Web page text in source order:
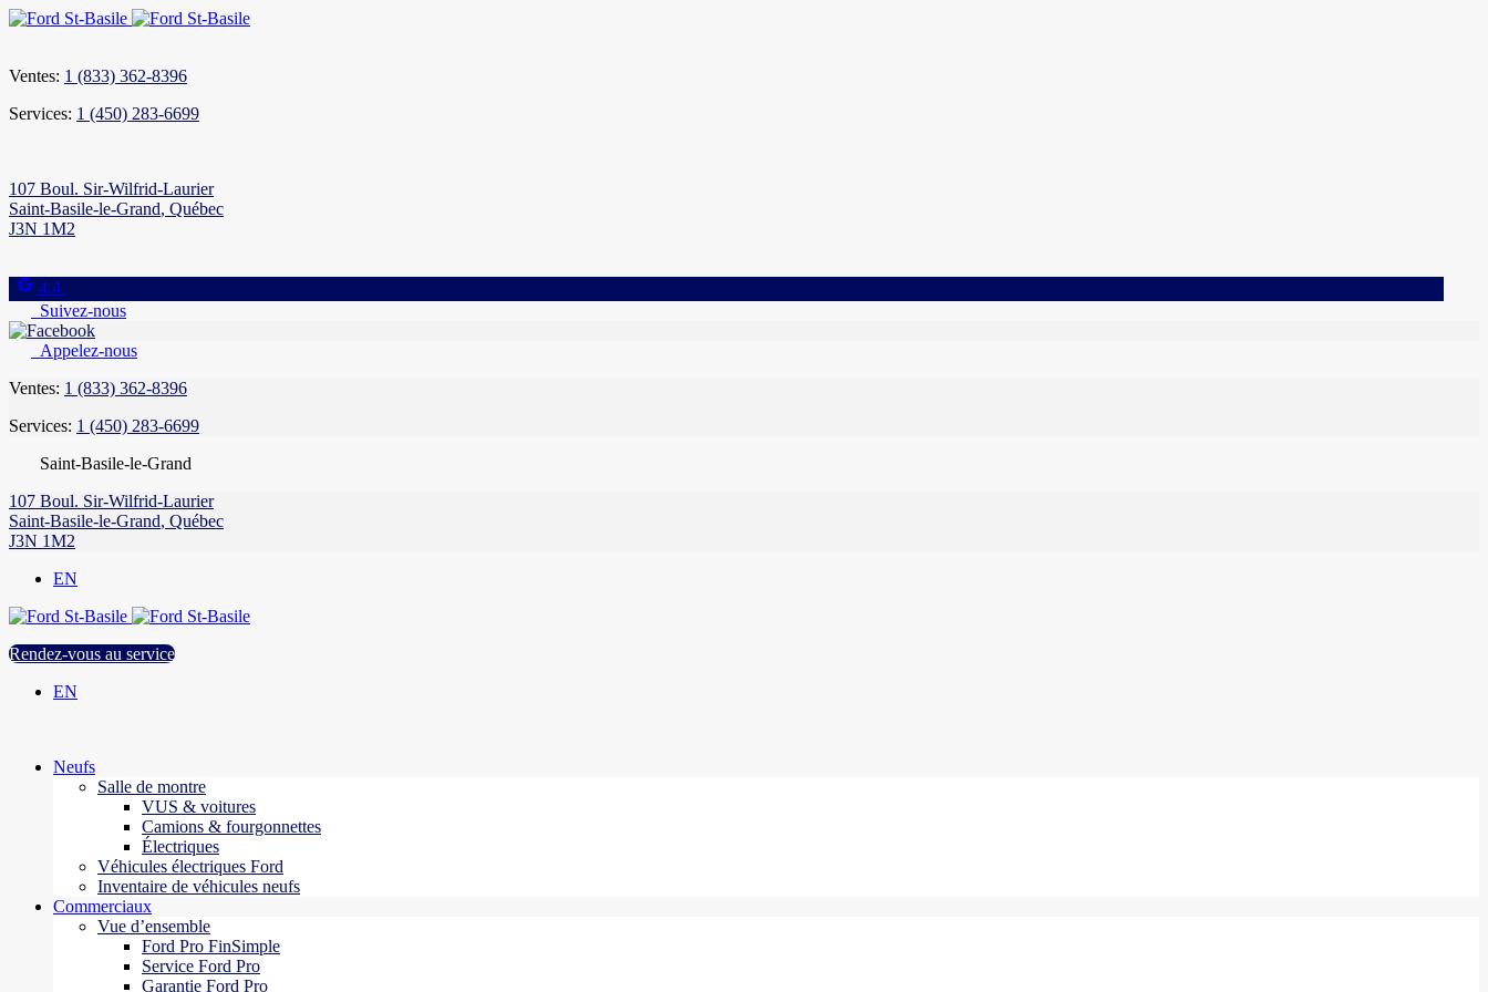
Ventes: 1 (833) 362-8396
Services: 1 (450) 283-6699
107 Boul. Sir-Wilfrid-Laurier
Saint-Basile-le-Grand, Québec
J3N 1M2
4.4
Suivez-nous
Appelez-nous
Ventes: 1 (833) 362-8396
Services: 1 (450) 283-6699
Saint-Basile-le-Grand
107 Boul. Sir-Wilfrid-Laurier
Saint-Basile-le-Grand, Québec
J3N 1M2
EN
Rendez-vous au service
EN
Neufs
Salle de montre
VUS & voitures
Camions & fourgonnettes
Électriques
Véhicules électriques Ford
Inventaire de véhicules neufs
Commerciaux
Vue d’ensemble
Ford Pro FinSimple
Service Ford Pro
Garantie Ford Pro